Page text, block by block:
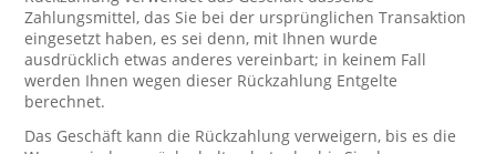
Zahlungsmittel, das Sie bei der ursprünglichen Transaktion
eingesetzt haben, es sei denn, mit Ihnen wurde
ausdrücklich etwas anderes vereinbart; in keinem Fall
werden Ihnen wegen dieser Rückzahlung Entgelte
berechnet.
Das Geschäft kann die Rückzahlung verweigern, bis es die